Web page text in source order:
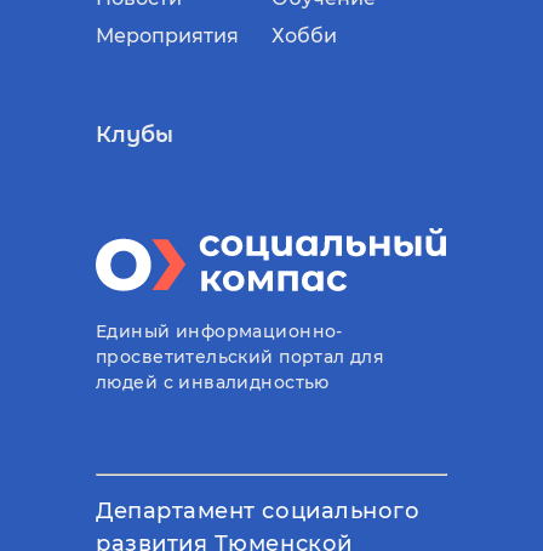
Мероприятия
Хобби
Клубы
Единый информационно-
просветительский портал для
людей с инвалидностью
Департамент социального
развития Тюменской